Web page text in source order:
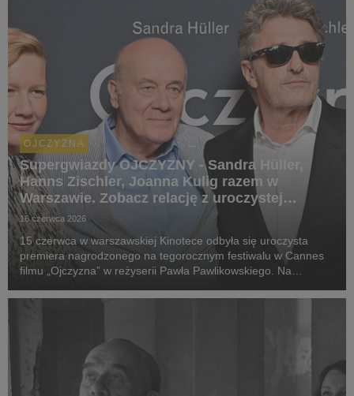
OJCZYZNA
Supergwiazdy OJCZYZNY - Sandra Hüller,
Hanns Zischler, Joanna Kulig razem w
Warszawie. Zobacz relację z uroczystej
premiery
16 czerwca 2026
15 czerwca w warszawskiej Kinotece odbyła się uroczysta
premiera nagrodzonego na tegorocznym festiwalu w Cannes
filmu „Ojczyzna” w reżyserii Pawła Pawlikowskiego. Na
kinie mieszczącym się w Pałacu Kultury i Nauki ...